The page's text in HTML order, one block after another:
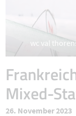
wc val
Mixed-
26. November 2023